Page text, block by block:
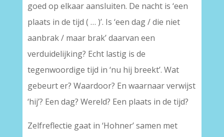
goed op elkaar aansluiten. De nacht is ‘een
plaats in de tijd ( … )’. Is ‘een dag / die niet
aanbrak / maar brak’ daarvan een
verduidelijking? Echt lastig is de
tegenwoordige tijd in ‘nu hij breekt’. Wat
gebeurt er? Waardoor? En waarnaar verwijst
‘hij’? Een dag? Wereld? Een plaats in de tijd?
Zelfreflectie gaat in ‘Hohner’ samen met